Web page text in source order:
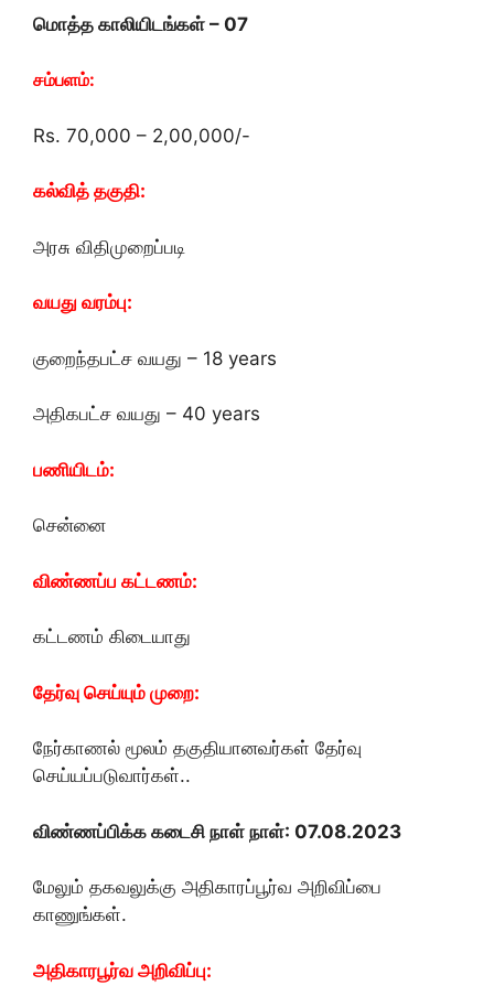
மொத்த காலியிடங்கள் – 07
சம்பளம்:
Rs. 70,000 – 2,00,000/-
கல்வித் தகுதி:
அரசு விதிமுறைப்படி
வயது வரம்பு:
குறைந்தபட்ச வயது – 18 years
அதிகபட்ச வயது – 40 years
பணியிடம்:
சென்னை
விண்ணப்ப கட்டணம்:
கட்டணம் கிடையாது
தேர்வு செய்யும் முறை:
நேர்காணல் மூலம் தகுதியானவர்கள் தேர்வு
செய்யப்படுவார்கள்..
விண்ணப்பிக்க கடைசி நாள் நாள்: 07.08.2023
மேலும் தகவலுக்கு அதிகாரப்பூர்வ அறிவிப்பை
காணுங்கள்.
அதிகாரபூர்வ அறிவிப்பு: